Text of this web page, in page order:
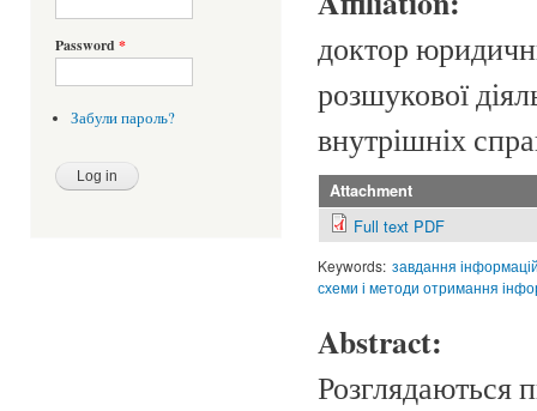
Password *
Забули пароль?
доктор
розшукової
внутрішніх
Attachment
Full text PDF
Keywords: завдання
схеми і методи отримання
Abstract:
Розглядаються